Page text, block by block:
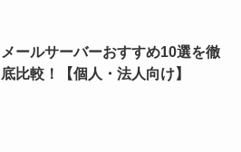
メールサーバーおすすめ10選を徹
底比較！【個人・法人向け】